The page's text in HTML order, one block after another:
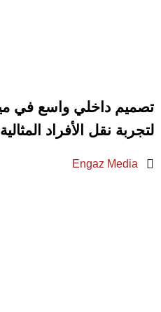
لتجربة نقل الأفراد المثالية
Engaz Media